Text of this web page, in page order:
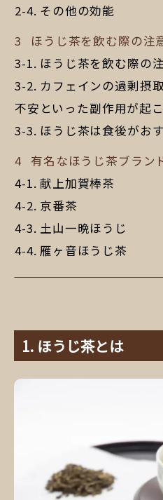
その他の効能
ほうじ茶を飲む際の注
ほうじ茶を飲む際の
カフェインの過剰摂
不安といった副作用が起
ほうじ茶は食後がお
有名なほうじ茶ブラン
献上加賀棒茶
京番茶
土山一晩ほうじ
雁ヶ音ほうじ茶
ほうじ茶とは